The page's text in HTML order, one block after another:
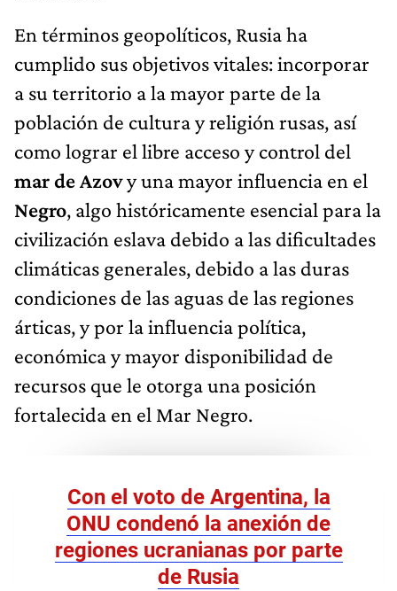
En términos geopolíticos, Rusia ha
cumplido sus objetivos vitales: incorporar
a su territorio a la mayor parte de la
población de cultura y religión rusas, así
como lograr el libre acceso y control del
mar de Azovy una mayor influencia en el
Negro, algo históricamente esencial para la
civilización eslava debido a las dificultades
climáticas generales, debido a las duras
condiciones de las aguas de las regiones
árticas, y por la influencia política,
económica y mayor disponibilidad de
recursos que le otorga una posición
fortalecida en el Mar Negro.
Con el voto de Argentina, la
ONU condenó la anexión de
regiones ucranianas por parte
de Rusia